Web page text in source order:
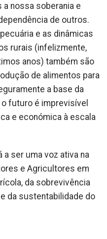
nossa soberania e
de outros.
e as dinâmicas
rurais (infelizmente,
anos) também são
de alimentos para
a base da
futuro é imprevisível
e económica à escala
a ser uma voz ativa na
e Agricultores em
da sobrevivência
da sustentabilidade do